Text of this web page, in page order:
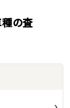
種の査